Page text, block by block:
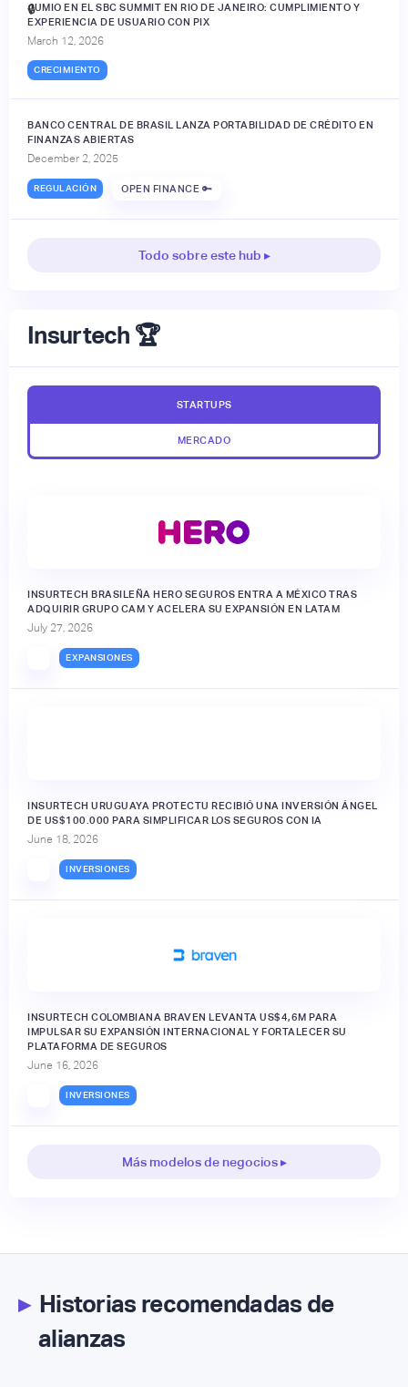
JUMIO EN EL SBC SUMMIT EN RIO DE JANEIRO: CUMPLIMIENTO Y
EXPERIENCIA DE USUARIO CON PIX
March 12, 2026
CRECIMIENTO
🔒
BANCO CENTRAL DE BRASIL LANZA PORTABILIDAD DE CRÉDITO EN
FINANZAS ABIERTAS
December 2, 2025
REGULACIÓN OPEN FINANCE 🔑
Todo sobre este hub ▸
Insurtech 🏆
STARTUPS
MERCADO
INSURTECH BRASILEÑA HERO SEGUROS ENTRA A MÉXICO TRAS
ADQUIRIR GRUPO CAM Y ACELERA SU EXPANSIÓN EN LATAM
July 27, 2026
EXPANSIONES
INSURTECH URUGUAYA PROTECTU RECIBIÓ UNA INVERSIÓN ÁNGEL
DE US$100.000 PARA SIMPLIFICAR LOS SEGUROS CON IA
June 18, 2026
INVERSIONES
INSURTECH COLOMBIANA BRAVEN LEVANTA US$4,6M PARA
IMPULSAR SU EXPANSIÓN INTERNACIONAL Y FORTALECER SU
PLATAFORMA DE SEGUROS
June 16, 2026
INVERSIONES
Más modelos de negocios ▸
▸Historias recomendadas de
alianzas